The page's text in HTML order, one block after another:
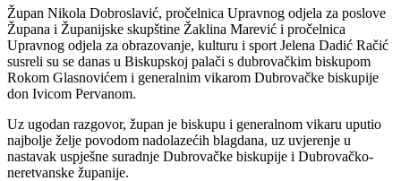
Župan Nikola Dobroslavić, pročelnica Upravnog odjela za poslove
Župana i Županijske skupštine Žaklina Marević i pročelnica
Upravnog odjela za obrazovanje, kulturu i sport Jelena Dadić Račić
susreli su se danas u Biskupskoj palači s dubrovačkim biskupom
Rokom Glasnovićem i generalnim vikarom Dubrovačke biskupije
don Ivicom Pervanom.
Uz ugodan razgovor, župan je biskupu i generalnom vikaru uputio
najbolje želje povodom nadolazećih blagdana, uz uvjerenje u
nastavak uspješne suradnje Dubrovačke biskupije i Dubrovačko-
neretvanske županije.